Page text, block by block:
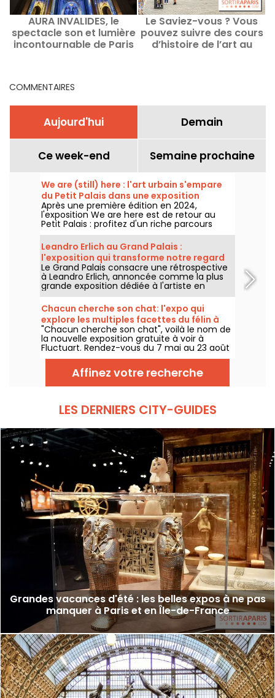
AURA INVALIDES, le
spectacle son et lumière
incontournable de Paris
Le Saviez-vous ? Vous
pouvez suivre des cours
d’histoire de l’art au
COMMENTAIRES
Aujourd'hui Demain
Ce week-end Semaine prochaine
We are (still) here : l'art urbain s'empare
du Petit Palais dans une exposition
gratuite cet été
Après une première édition en 2024,
l'exposition We are here est de retour au
Petit Palais : profitez d'un riche parcours
d'art urbain en plein cœur du musée des
Beaux-Arts. L'exposition est visible
gratuitement du 20 juin au 20 septembre
2026.
Leandro Erlich au Grand Palais :
l'exposition qui transforme notre regard
sur le réel - nos photos
Le Grand Palais consacre une rétrospective
à Leandro Erlich, annoncée comme la plus
grande exposition dédiée à l'artiste en
Europe ! Rendez-vous du 2 juin au 6
septembre 2026 pour découvrir l'univers
singulier de Leandro Erlich, connu pour ses
installations qui brouillent nos repères et
notre perception dans l'espace public.
Chacun cherche son chat: l'expo qui
explore les multiples facettes du félin à
Fluctuart - nos photos
"Chacun cherche son chat", voilà le nom de
la nouvelle exposition gratuite à voir à
Fluctuart. Rendez-vous du 7 mai au 23 août
2026 pour admirer les œuvres d'une dizaine
d'artistes issus de l’art urbain. Pour
l'occasion, Madame, Kraken, Ardif ou encore
Wenna explorent les multiples facettes du
Affinez votre recherche
LES DERNIERS CITY-GUIDES
Grandes vacances d'été : les belles expos à ne pas
manquer à Paris et en Île-de-France